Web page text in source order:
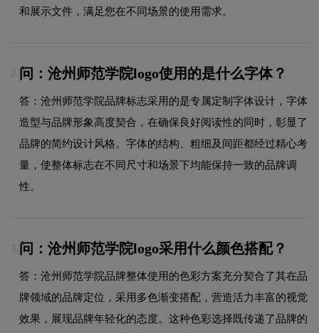
和展示文件，满足您在不同场景的使用需求。
2. 问：沧州师范学院logo使用的是什么字体？
答：沧州师范学院品牌标志采用的是专属定制字体设计，字体
造型与品牌形象高度契合，在确保良好阅读性的同时，彰显了
品牌的简约设计风格。字体的结构、粗细及间距都经过精心考
量，使整体标志在不同尺寸和场景下均能保持一致的品牌调
性。
3. 问：沧州师范学院logo采用什么颜色搭配？
答：沧州师范学院品牌整体使用的色彩方案充分契合了其在品
牌领域的品牌定位，采用多色渐变搭配，营造活力丰富的视觉
效果，展现品牌年轻化的态度。这种色彩选择既传递了品牌的